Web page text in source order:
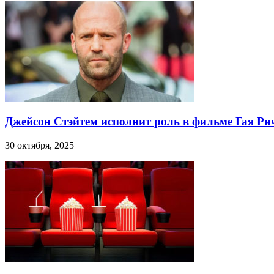
Джейсон Стэйтем исполнит роль в фильме Гая
30 октября, 2025